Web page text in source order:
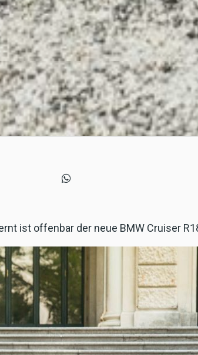
ist offenbar der neue BMW Cruiser